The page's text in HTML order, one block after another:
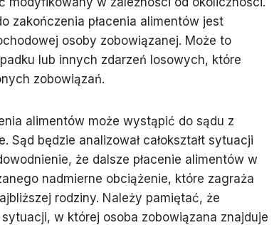
zakończenia płacenia alimentów jest
osoby zobowiązanej. Może to
lub innych zdarzeń losowych, które
zobowiązań.
alimentów może wystąpić do sądu z
będzie analizował całokształt sytuacji
że dalsze płacenie alimentów w
nadmierne obciążenie, które zagraża
rodziny. Należy pamiętać, że
w której osoba zobowiązana znajduje